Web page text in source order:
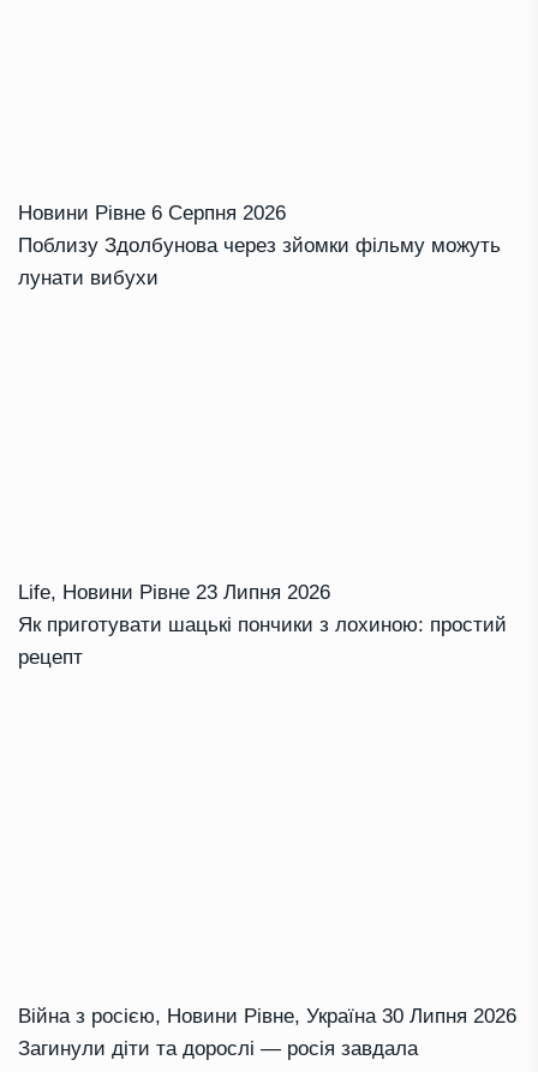
Новини Рівне 6 Серпня 2026
Поблизу Здолбунова через зйомки фільму можуть
лунати вибухи
Life, Новини Рівне 23 Липня 2026
Як приготувати шацькі пончики з лохиною: простий
рецепт
Війна з росією, Новини Рівне, Україна 30 Липня 2026
Загинули діти та дорослі — росія завдала